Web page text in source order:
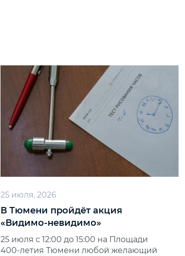
25 июля, 2026
В Тюмени пройдёт акция
«Видимо‑невидимо»
25 июля с 12:00 до 15:00 на Площади
400‑летия Тюмени любой желающий